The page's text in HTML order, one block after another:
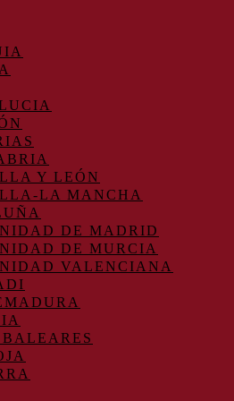
Y LEÓN
LA MANCHA
DE MADRID
DE MURCIA
VALENCIANA